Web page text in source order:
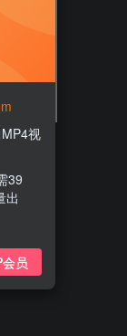
视
39
出
员